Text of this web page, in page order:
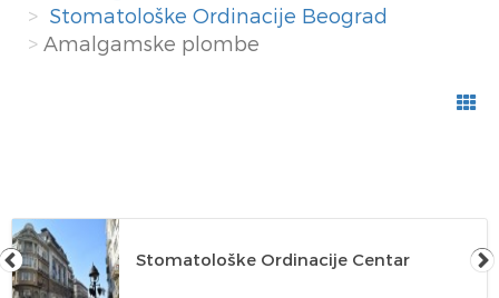
Stomatološke Ordinacije Beograd
Amalgamske plombe
Stomatološke Ordinacije Centar